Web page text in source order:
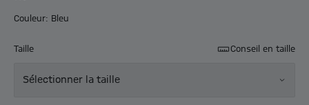
Couleur: Bleu
Taille Conseil en taille
Sélectionner la taille